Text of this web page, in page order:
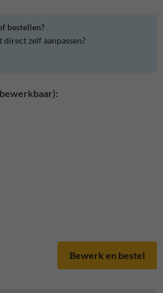
bestellen?
zelf aanpassen?
Bewerk en bestel